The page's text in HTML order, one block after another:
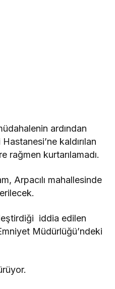
ardından
kaldırılan
rağmen kurtarılamadı.
Arpacılı mahallesinde
iddia edilen
Müdürlüğü’ndeki